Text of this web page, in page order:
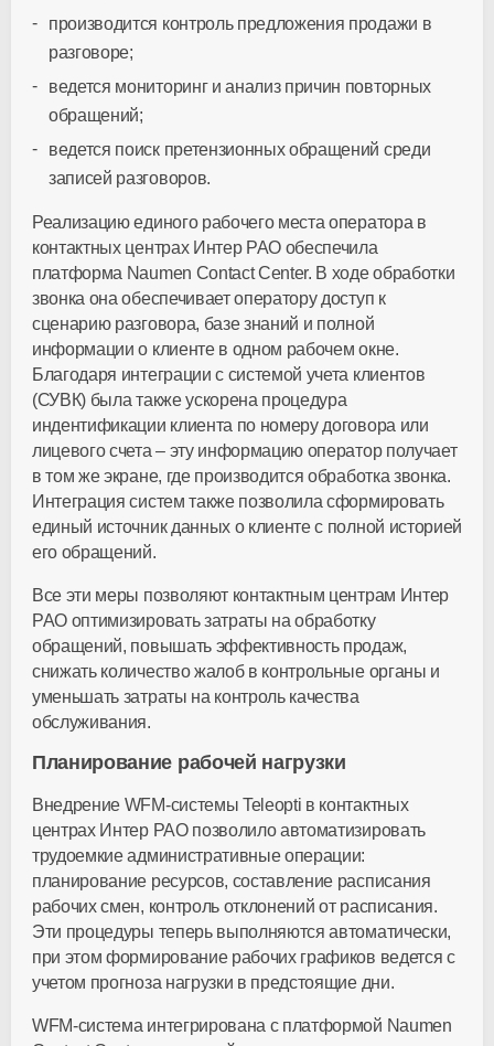
производится контроль предложения продажи в
разговоре;
ведется мониторинг и анализ причин повторных
обращений;
ведется поиск претензионных обращений среди
записей разговоров.
Реализацию единого рабочего места оператора в
контактных центрах Интер РАО обеспечила
платформа Naumen Contact Center. В ходе обработки
звонка она обеспечивает оператору доступ к
сценарию разговора, базе знаний и полной
информации о клиенте в одном рабочем окне.
Благодаря интеграции с системой учета клиентов
(СУВК) была также ускорена процедура
индентификации клиента по номеру договора или
лицевого счета – эту информацию оператор получает
в том же экране, где производится обработка звонка.
Интеграция систем также позволила сформировать
единый источник данных о клиенте с полной историей
его обращений.
Все эти меры позволяют контактным центрам Интер
РАО оптимизировать затраты на обработку
обращений, повышать эффективность продаж,
снижать количество жалоб в контрольные органы и
уменьшать затраты на контроль качества
обслуживания.
Планирование рабочей нагрузки
Внедрение WFM-системы Teleopti в контактных
центрах Интер РАО позволило автоматизировать
трудоемкие административные операции:
планирование ресурсов, составление расписания
рабочих смен, контроль отклонений от расписания.
Эти процедуры теперь выполняются автоматически,
при этом формирование рабочих графиков ведется с
учетом прогноза нагрузки в предстоящие дни.
WFM-система интегрирована с платформой Naumen